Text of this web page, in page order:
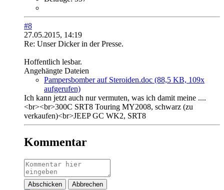
#8
27.05.2015, 14:19
Re: Unser Dicker in der Presse.
Hoffentlich lesbar.
Angehängte Dateien
Pampersbomber auf Steroiden.doc (88,5 KB, 109x
aufgerufen)
Ich kann jetzt auch nur vermuten, was ich damit meine ....
<br><br>300C SRT8 Touring MY2008, schwarz (zu
verkaufen)<br>JEEP GC WK2, SRT8
Kommentar
Abschicken Abbrechen